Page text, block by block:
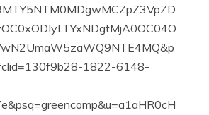
1822-6148-